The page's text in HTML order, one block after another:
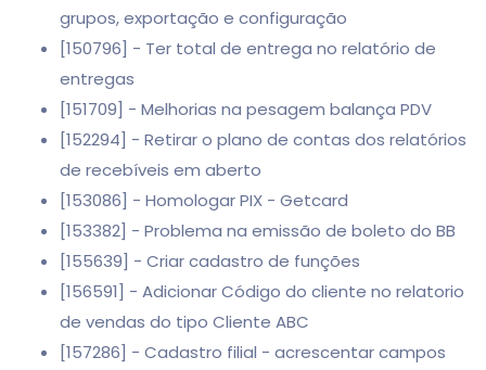
grupos, exportação e configuração
[150796] - Ter total de entrega no relatório de
entregas
[151709] - Melhorias na pesagem balança PDV
[152294] - Retirar o plano de contas dos relatórios
de recebíveis em aberto
[153086] - Homologar PIX - Getcard
[153382] - Problema na emissão de boleto do BB
[155639] - Criar cadastro de funções
[156591] - Adicionar Código do cliente no relatorio
de vendas do tipo Cliente ABC
[157286] - Cadastro filial - acrescentar campos